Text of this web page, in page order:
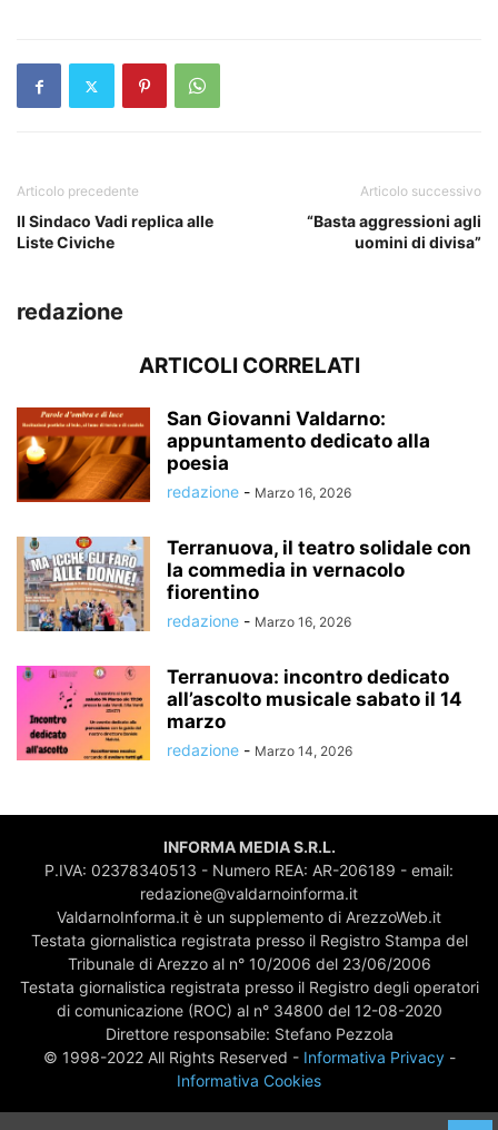
Articolo precedente
Il Sindaco Vadi replica alle
Liste Civiche
Articolo successivo
“Basta aggressioni agli
uomini di divisa”
redazione
ARTICOLI CORRELATI
San Giovanni Valdarno:
appuntamento dedicato alla
poesia
redazione - Marzo 16, 2026
Terranuova, il teatro solidale con
la commedia in vernacolo
fiorentino
redazione - Marzo 16, 2026
Terranuova: incontro dedicato
all’ascolto musicale sabato il 14
marzo
redazione - Marzo 14, 2026
INFORMA MEDIA S.R.L.
P.IVA: 02378340513 - Numero REA: AR-206189 - email:
redazione@valdarnoinforma.it
ValdarnoInforma.it è un supplemento di ArezzoWeb.it
Testata giornalistica registrata presso il Registro Stampa del
Tribunale di Arezzo al n° 10/2006 del 23/06/2006
Testata giornalistica registrata presso il Registro degli operatori
di comunicazione (ROC) al n° 34800 del 12-08-2020
Direttore responsabile: Stefano Pezzola
© 1998-2022 All Rights Reserved - Informativa Privacy-
Informativa Cookies